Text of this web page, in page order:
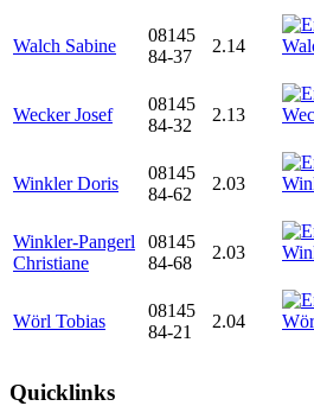
Walch Sabine
08145
84-37
2.14
Wecker Josef
08145
84-32
2.13
Winkler Doris
08145
84-62
2.03
Winkler-Pangerl
Christiane
08145
84-68
2.03
Wörl Tobias
08145
84-21
2.04
Quicklinks